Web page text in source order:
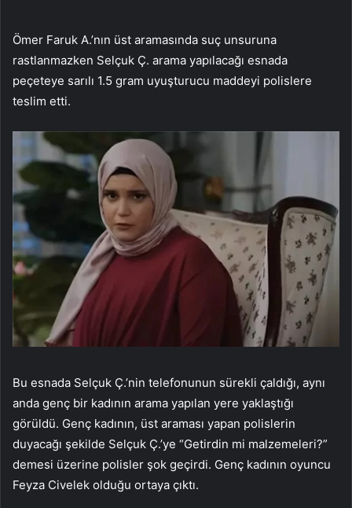
Ömer Faruk A.’nın üst aramasında suç unsuruna
rastlanmazken Selçuk Ç. arama yapılacağı esnada
peçeteye sarılı 1.5 gram uyuşturucu maddeyi polislere
teslim etti.
Bu esnada Selçuk Ç.’nin telefonunun sürekli çaldığı, aynı
anda genç bir kadının arama yapılan yere yaklaştığı
görüldü. Genç kadının, üst araması yapan polislerin
duyacağı şekilde Selçuk Ç.’ye “Getirdin mi malzemeleri?”
demesi üzerine polisler şok geçirdi. Genç kadının oyuncu
Feyza Civelek olduğu ortaya çıktı.